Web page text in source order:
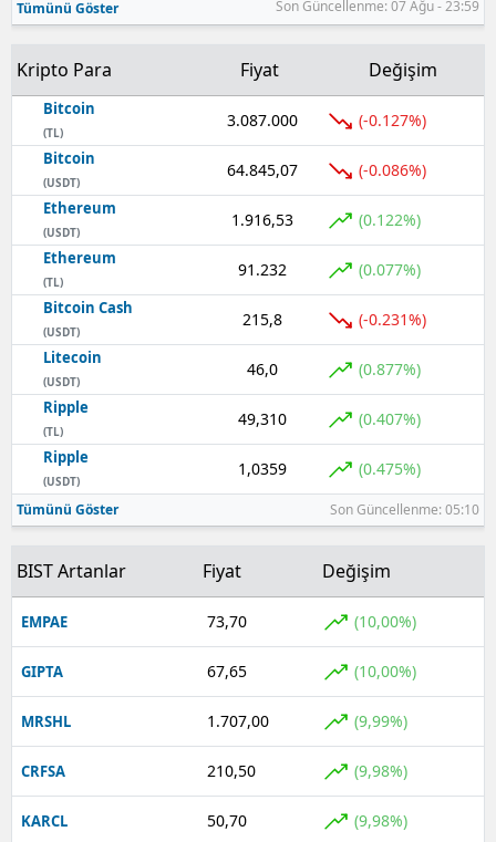
Sinop
Sivas
Tekirdağ
Tokat
Trabzon
Şanlıurfa
Uşak
Van
Zonguldak
Aksaray
Bayburt
Karaman
Kırıkkale
Batman
Tümünü Göster Son Güncellenme: 07 Ağu - 23:59
Kripto Para Fiyat Değişim
Bitcoin
(TL)
3.087.000 (-0.127%)
Bitcoin
(USDT)
64.845,07 (-0.086%)
Ethereum
(USDT)
1.916,53 (0.122%)
Ethereum
(TL)
91.232 (0.077%)
Bitcoin Cash
(USDT)
215,8 (-0.231%)
Litecoin
(USDT)
46,0 (0.877%)
Ripple
(TL)
49,310 (0.407%)
Ripple
(USDT)
1,0359 (0.475%)
Tümünü Göster Son Güncellenme: 05:10
BIST Artanlar Fiyat Değişim
EMPAE 73,70 (10,00%)
GIPTA 67,65 (10,00%)
MRSHL 1.707,00 (9,99%)
CRFSA 210,50 (9,98%)
KARCL 50,70 (9,98%)